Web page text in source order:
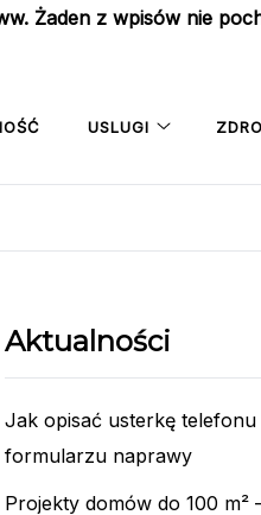
Żaden z wpisów nie
USLUGI
Aktualności
Jak opisać usterkę telefonu
formularzu naprawy
Projekty domów do 100 m²